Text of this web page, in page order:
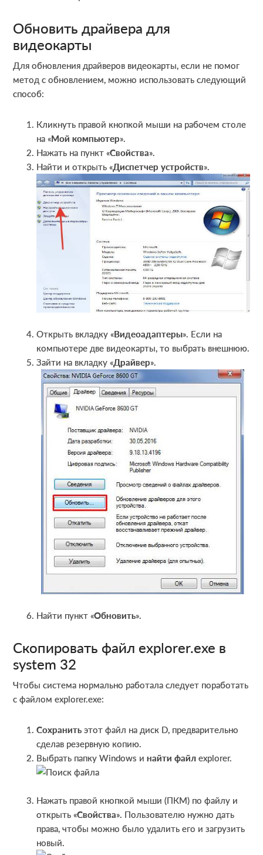
Обновить драйвера для
видеокарты
Для обновления драйверов видеокарты, если не помог
метод с обновлением, можно использовать следующий
способ:
Кликнуть правой кнопкой мыши на рабочем столе
на «Мой компьютер».
Нажать на пункт «Свойства».
Найти и открыть «Диспетчер устройств».
Открыть вкладку «Видеоадаптеры». Если на
компьютере две видеокарты, то выбрать внешнюю.
Зайти на вкладку «Драйвер».
Найти пункт «Обновить».
Скопировать файл explorer.exe в
system 32
Чтобы система нормально работала следует поработать
с файлом explorer.exe:
Сохранитьэтот файл на диск D, предварительно
сделав резервную копию.
Выбрать папку Windows инайти файлexplorer.
Нажать правой кнопкой мыши (ПКМ) по файлу и
открыть «Свойства». Пользователю нужно дать
права, чтобы можно было удалить его и загрузить
новый.